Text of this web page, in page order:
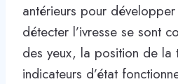
antérieurs pour
détecter l’ivresse se sont
des yeux, la position de la
indicateurs d’état